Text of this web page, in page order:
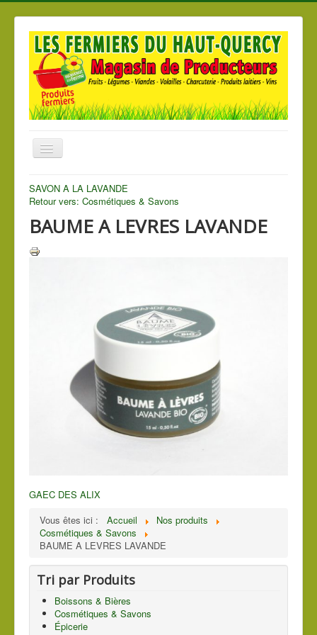
Basculer
la
Accueil
Nos produits
Nos Magasins
SAVON A LA LAVANDE
Retour vers: Cosmétiques & Savons
BAUME A LEVRES LAVANDE
GAEC DES ALIX
Vous êtes ici :
Accueil
Nos produits
Cosmétiques & Savons
BAUME A LEVRES LAVANDE
Tri par Produits
Boissons & Bières
Cosmétiques & Savons
Épicerie